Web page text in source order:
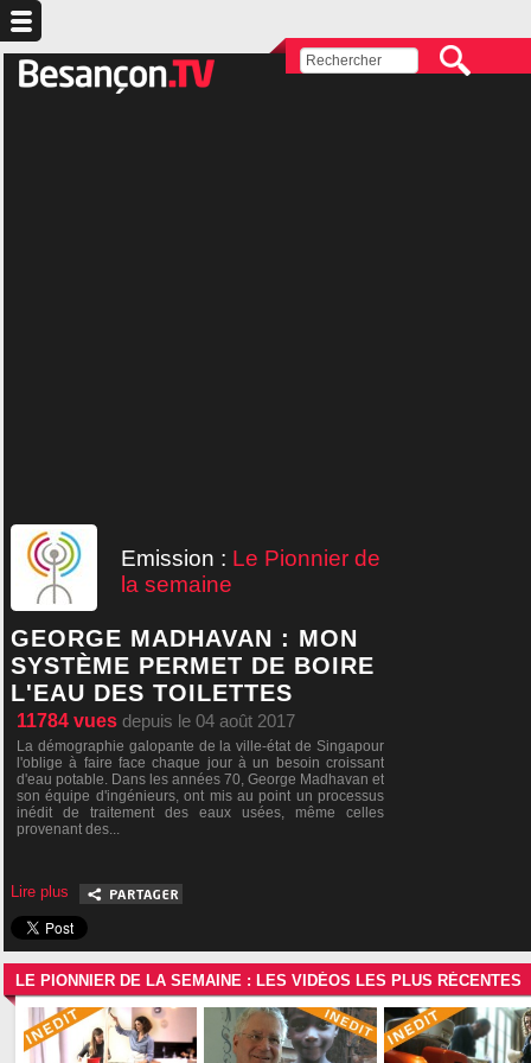
Emission : Le Pionnier de
la semaine
GEORGE MADHAVAN : MON
SYSTÈME PERMET DE BOIRE
L'EAU DES TOILETTES
11784 vues depuis le 04 août 2017
La démographie galopante de la ville-état de Singapour
l'oblige à faire face chaque jour à un besoin croissant
d'eau potable. Dans les années 70, George Madhavan et
son équipe d'ingénieurs, ont mis au point un processus
inédit de traitement des eaux usées, même celles
provenant des...
Lire plus
LE PIONNIER DE LA SEMAINE : LES VIDÉOS LES PLUS RÉCENTES